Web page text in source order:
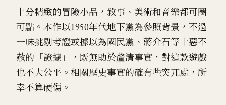
十分精緻的冒險小品，敘事、美術和音樂都可圈
可點。本作以1950年代地下黨為參照背景，不過
一味挑剔考證或據以為國民黨、蔣介石等十惡不
赦的「證據」，既無助於釐清事實，對這款遊戲
也不大公平。相關歷史事實的確有些突兀處，所
幸不算硬傷。